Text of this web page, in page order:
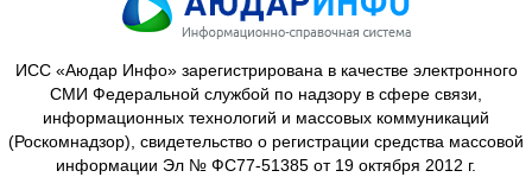
ИСС «Аюдар Инфо» зарегистрирована в качестве электронного
СМИ Федеральной службой по надзору в сфере связи,
информационных технологий и массовых коммуникаций
(Роскомнадзор), свидетельство о регистрации средства массовой
информации Эл № ФС77-51385 от 19 октября 2012 г.